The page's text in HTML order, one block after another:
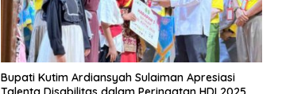
Bupati Kutim Ardiansyah Sulaiman Apresiasi